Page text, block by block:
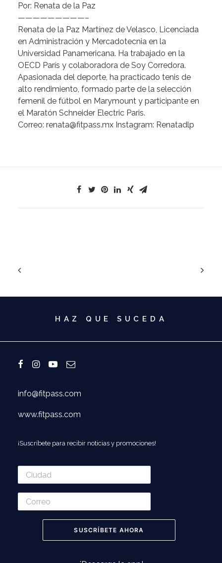
Por: Renata de la Paz
—————————–
Renata de la Paz Martínez deVelasco, Licenciada
en Administración y Mercadotecnia en la
Universidad Panamericana. Ha trabajado en la
OECD París y colaboradora de Soy Corredora.
Apasionada del deporte, ha practicado tenis de
alto rendimiento, formado parte de la selección
femenil de fútbol en Marymount y participante en
el Maratón Schneider Electric Paris.
Correo: renata@fitpass.mx Instagram: Renatadlp
HAZ QUE SUCEDA
info@fitpass.com
www.fitpass.com
¡Suscríbete para recibir noticias y promociones!